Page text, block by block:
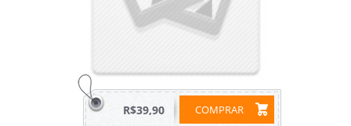
COMPRAR
R$39,90